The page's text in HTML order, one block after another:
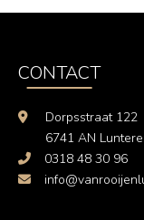
CONTACT
Dorpsstraat 122
6741 AN
0318 48 30 96